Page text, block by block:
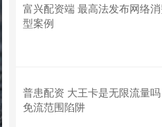
富兴配资端 最高法发布网络
型案例
普患配资 大王卡是无限流量
免流范围陷阱